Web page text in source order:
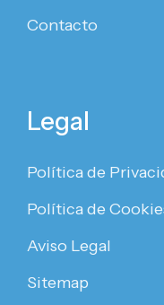
Contacto
Legal
Política de
Política de
Aviso Legal
Sitemap